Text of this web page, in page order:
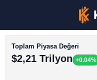
Toplam Piyasa Değeri
$2,21 Trilyon +0.04%